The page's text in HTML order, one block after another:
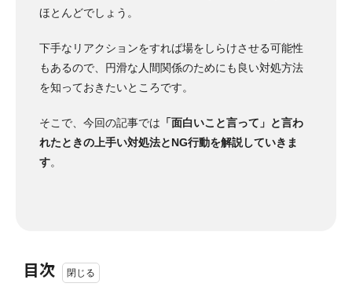
ほとんどでしょう。
下手なリアクションをすれば場をしらけさせる可能性
もあるので、円滑な人間関係のためにも良い対処方法
を知っておきたいところです。
そこで、今回の記事では 「面白いこと言って」と言わ
れたときの上手い対処法とNG行動を解説していきま
す。
目次